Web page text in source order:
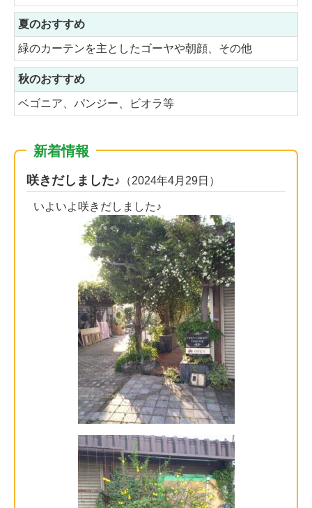
夏のおすすめ
緑のカーテンを主としたゴーヤや朝顔、その他
秋のおすすめ
ベゴニア、パンジー、ビオラ等
新着情報
咲きだしました♪ （2024年4月29日）
いよいよ咲きだしました♪